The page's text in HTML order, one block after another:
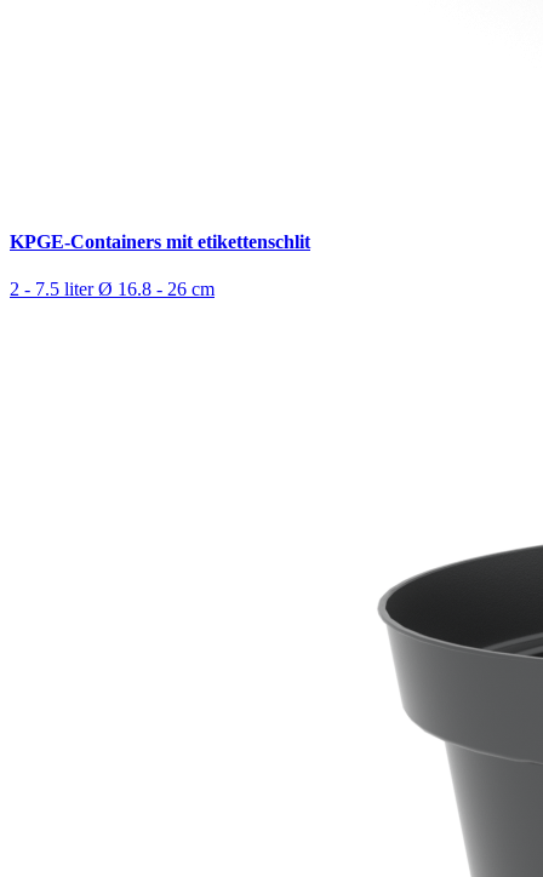
KPGE-Containers mit etikettenschlit
2 - 7.5 liter Ø 16.8 - 26 cm